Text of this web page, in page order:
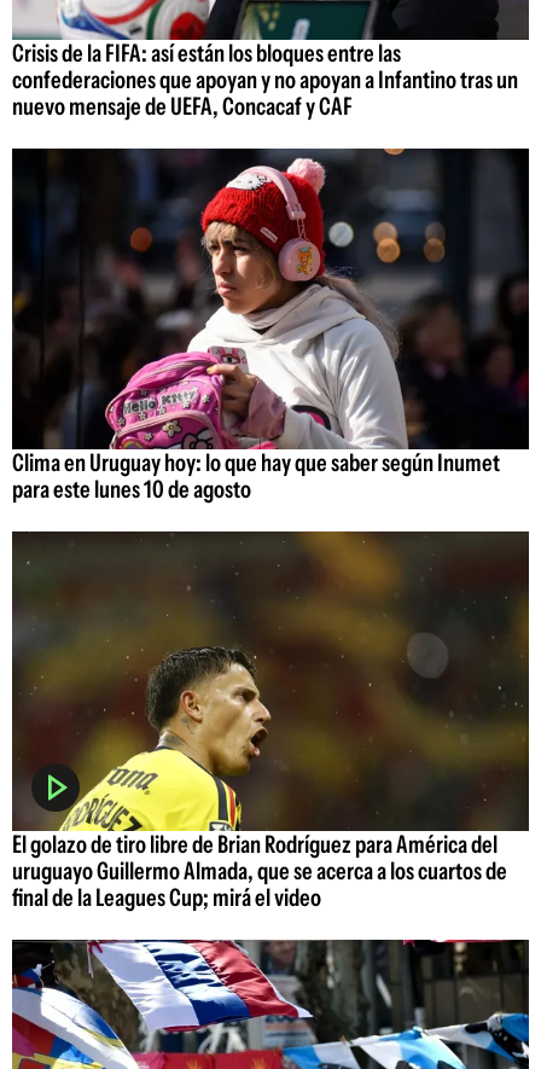
Crisis de la FIFA: así están los bloques entre las
confederaciones que apoyan y no apoyan a Infantino tras un
nuevo mensaje de UEFA, Concacaf y CAF
Clima en Uruguay hoy: lo que hay que saber según Inumet
para este lunes 10 de agosto
El golazo de tiro libre de Brian Rodríguez para América del
uruguayo Guillermo Almada, que se acerca a los cuartos de
final de la Leagues Cup; mirá el video